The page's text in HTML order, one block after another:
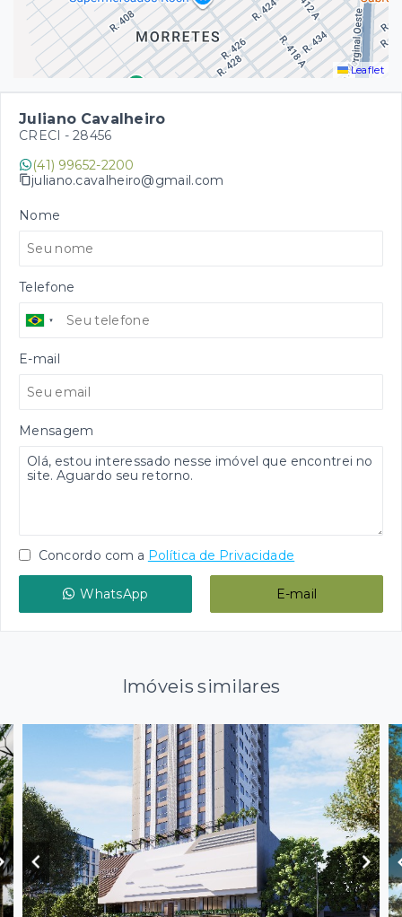
Leaflet
Juliano Cavalheiro
CRECI - 28456
(41) 99652-2200
juliano.cavalheiro@gmail.com
Nome
Telefone
E-mail
Mensagem
Concordo com a Política de Privacidade
WhatsApp E-mail
Imóveis similares